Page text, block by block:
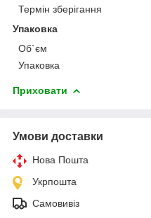
Термін зберігання
Упаковка
Об`єм
Упаковка
Приховати
Умови доставки
Нова Пошта
Укрпошта
Самовивіз